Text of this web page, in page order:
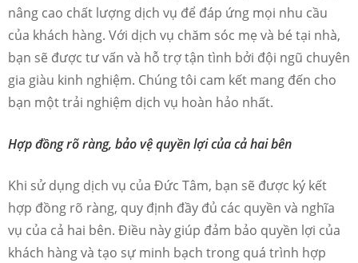
nâng cao chất lượng dịch vụ để đáp ứng mọi nhu cầu
của khách hàng. Với dịch vụ chăm sóc mẹ và bé tại nhà,
bạn sẽ được tư vấn và hỗ trợ tận tình bởi đội ngũ chuyên
gia giàu kinh nghiệm. Chúng tôi cam kết mang đến cho
bạn một trải nghiệm dịch vụ hoàn hảo nhất.
Hợp đồng rõ ràng, bảo vệ quyền lợi của cả hai bên
Khi sử dụng dịch vụ của Đức Tâm, bạn sẽ được ký kết
hợp đồng rõ ràng, quy định đầy đủ các quyền và nghĩa
vụ của cả hai bên. Điều này giúp đảm bảo quyền lợi của
khách hàng và tạo sự minh bạch trong quá trình hợp